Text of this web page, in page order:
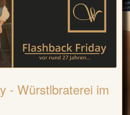
- Würstlbraterei im